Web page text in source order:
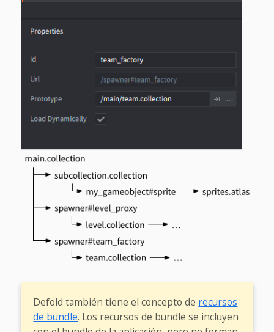
Defold también tiene el concepto de recursos
de bundle. Los recursos de bundle se incluyen